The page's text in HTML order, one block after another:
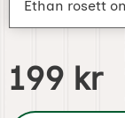
pris
199 kr